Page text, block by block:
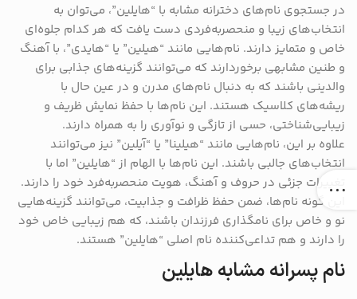
در جستجوی نام‌های دخترانه مشابه با “هایلین”، می‌توان به
انتخاب‌های زیبا و منحصربه‌فردی دست یافت که هر کدام جلوه‌ای
خاص و متمایز دارند. نام‌هایی مانند “هیلین” یا “هایدی”، با آهنگ
و طنین مشابهی برخوردارند که می‌توانند گزینه‌های جذابی برای
والدینی باشند که به دنبال نام‌های مدرن و در عین حال با
ریشه‌های کلاسیک هستند. این نام‌ها با حفظ نمایش ظریف و
زیبایی‌شناختی، حسی از تازگی و نوآوری را به همراه دارند.
علاوه بر این، نام‌هایی مانند “هیلینا” یا “آیلین” نیز می‌توانند
انتخاب‌های جالبی باشند. این نام‌ها با الهام از “هایلین” اما با
تغییرات جزئی در حروف و آهنگ، هویت منحصربه‌فرد خود را دارند.
این گونه نام‌ها، ضمن حفظ ظرافت و جذابیت، می‌توانند گزینه‌هایی
نو و خاص برای نامگذاری فرزندان باشند، که هم زیبایی خاص خود
را دارند و هم تداعی‌کننده نام اصلی “هایلین” هستند.
نام پسرانه مشابه هایلین